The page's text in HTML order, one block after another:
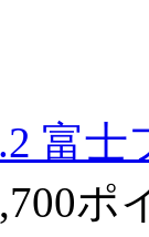
富
ポ